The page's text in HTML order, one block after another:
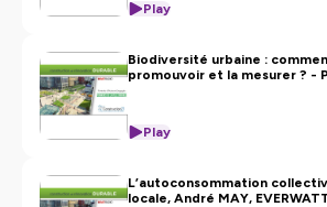
Play
Biodiversité urbaine :
promouvoir et la mesurer ? - Pierre DARMET,
Play
L’autoconsommation
locale, André MAY,